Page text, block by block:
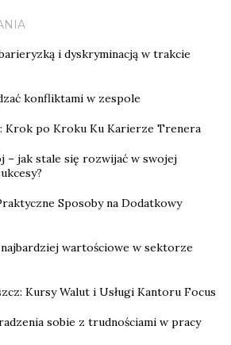
i dyskryminacją w trakcie
konfliktami w zespole
Krok po Kroku Ku Karierze Trenera
– jak stale się rozwijać w swojej
Sposoby na Dodatkowy
wartościowe w sektorze
Kursy Walut i Usługi Kantoru Focus
sobie z trudnościami w pracy